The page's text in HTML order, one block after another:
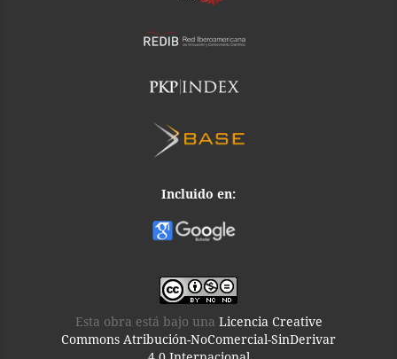
Incluido en:
Esta obra está bajo una Licencia Creative
Commons Atribución-NoComercial-SinDerivar